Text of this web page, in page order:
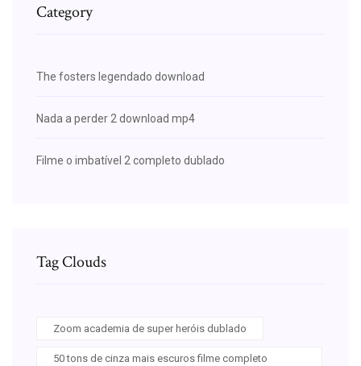
Category
The fosters legendado download
Nada a perder 2 download mp4
Filme o imbatível 2 completo dublado
Tag Clouds
Zoom academia de super heróis dublado
50 tons de cinza mais escuros filme completo